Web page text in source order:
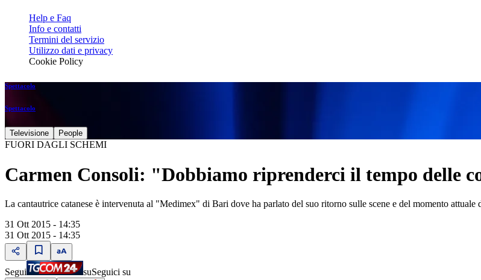
Help e Faq
Info e contatti
Termini del servizio
Utilizzo dati e privacy
Cookie Policy
Spettacolo
Spettacolo
Televisione People
FUORI DAGLI SCHEMI
Carmen Consoli: "Dobbiamo riprenderci il tempo delle
La cantautrice catanese è intervenuta al "Medimex" di Bari dove ha parlato del suo ritorno sulle scene e del momento attuale
31 Ott 2015 - 14:35
31 Ott 2015 - 14:35
Segui suSeguici su